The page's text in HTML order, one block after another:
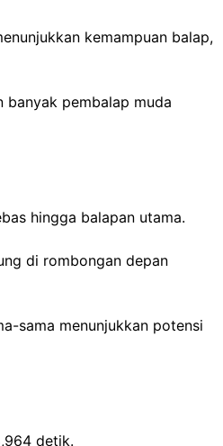
kemampuan balap,
banyak pembalap muda
hingga balapan utama.
di rombongan depan
sama menunjukkan potensi
detik.